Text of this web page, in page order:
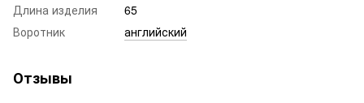
Длина изделия
65
Воротник
английский
Отзывы